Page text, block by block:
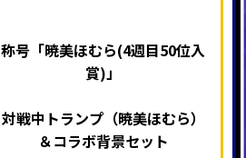
称号「暁美ほむら(4週目50位入
賞)」
対戦中トランプ（暁美ほむら）
＆コラボ背景セット